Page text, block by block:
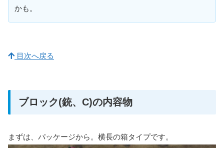
かも。
目次へ戻る
ブロック(銃、C)の内容物
まずは、パッケージから。横長の箱タイプです。